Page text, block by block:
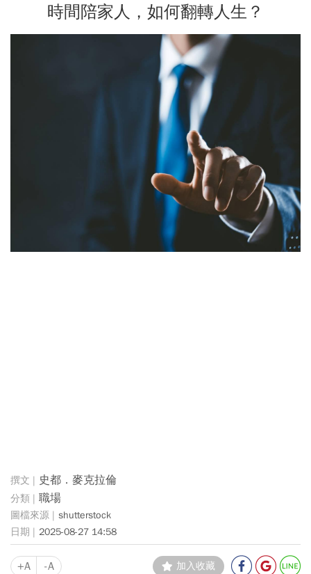
時間陪家人，如何翻轉人生？
史都．麥克拉倫
職場
shutterstock
2025-08-27 14:58
+A -A 加入收藏